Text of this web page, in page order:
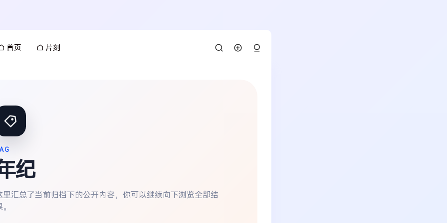
首页 片刻
纪
里汇总了当前归档下的公开内容，你可以继续向下浏览全部结